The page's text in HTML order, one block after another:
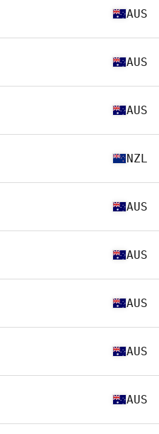
AUS
AUS
AUS
NZL
AUS
AUS
AUS
AUS
AUS